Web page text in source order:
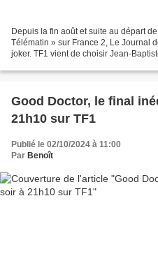
Depuis la fin août et suite au départ
Télématin » sur France 2, Le Journal
joker. TF1 vient de choisir Jean-
Good Doctor, le final
21h10 sur TF1
Publié le 02/10/2024 à 11:00
Par Benoît